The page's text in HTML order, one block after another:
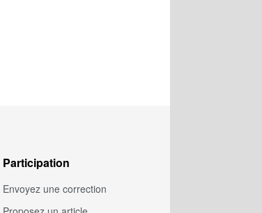
Participation
Envoyez une correction